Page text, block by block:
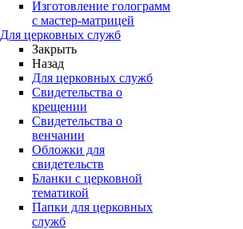
Изготовление голограмм
с мастер-матрицей
Для церковных служб
Закрыть
Назад
Для церковных служб
Свидетельства о
крещении
Свидетельства о
венчании
Обложки для
свидетельств
Бланки с церковной
тематикой
Папки для церковных
служб